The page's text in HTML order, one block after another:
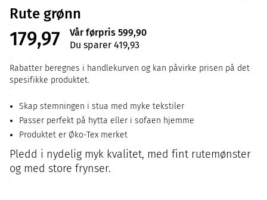
Rute grønn
179,97
Vår førpris 599,90
Du sparer 419,93
Rabatter beregnes i handlekurven og kan påvirke prisen på det
spesifikke produktet.
Skap stemningen i stua med myke tekstiler
Passer perfekt på hytta eller i sofaen hjemme
Produktet er Øko-Tex merket
Pledd i nydelig myk kvalitet, med fint rutemønster
og med store frynser.